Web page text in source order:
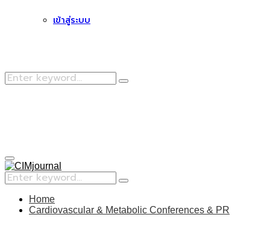
เข้าสู่ระบบ
Search
Search
Primary
Menu
Search
for:
Search
Home
Cardiovascular & Metabolic Conferences & PR